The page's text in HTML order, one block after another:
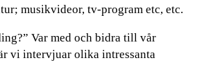
musikvideor, tv-program etc, etc.
Var med och bidra till vår
vi intervjuar olika intressanta